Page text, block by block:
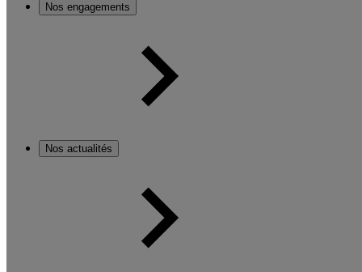
Nos engagements
Nos actualités